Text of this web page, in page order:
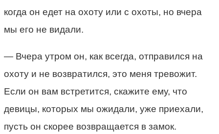
когда он едет на охоту или с охоты, но вчера
мы его не видали.
— Вчера утром он, как всегда, отправился на
охоту и не возвратился, это меня тревожит.
Если он вам встретится, скажите ему, что
девицы, которых мы ожидали, уже приехали,
пусть он скорее возвращается в замок.